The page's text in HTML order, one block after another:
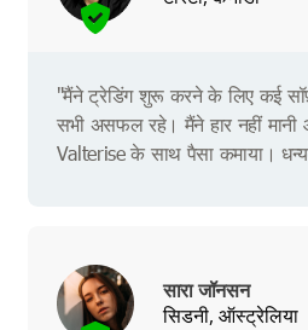
"मैंने ट्रेडिंग शुरू करने के लिए कई
सभी असफल रहे। मैंने हार नहीं
Valterise के साथ पैसा कमाया।
सारा जॉनसन
सिडनी, ऑस्ट्रेलिया